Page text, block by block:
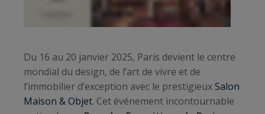
Du 16 au 20 janvier 2025, Paris devient le centre
mondial du design, de l’art de vivre et de
l’immobilier d’exception avec le prestigieuxSalon
Maison & Objet. Cet événement incontournable